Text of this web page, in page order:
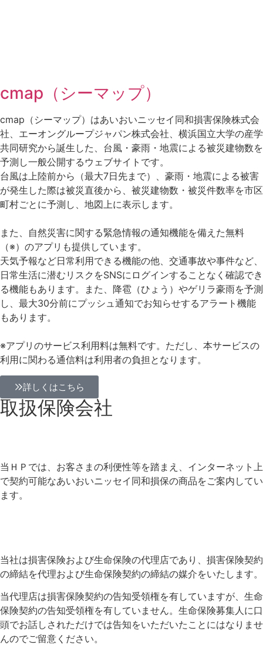
cmap（シーマップ）
cmap（シーマップ）はあいおいニッセイ同和損害保険株式会
社、エーオングループジャパン株式会社、横浜国立大学の産学
共同研究から誕生した、台風・豪雨・地震による被災建物数を
予測し一般公開するウェブサイトです。
台風は上陸前から（最大7日先まで）、豪雨・地震による被害
が発生した際は被災直後から、被災建物数・被災件数率を市区
町村ごとに予測し、地図上に表示します。
また、自然災害に関する緊急情報の通知機能を備えた無料
（※）のアプリも提供しています。
天気予報など日常利用できる機能の他、交通事故や事件など、
日常生活に潜むリスクをSNSにログインすることなく確認でき
る機能もあります。また、降雹（ひょう）やゲリラ豪雨を予測
し、最大30分前にプッシュ通知でお知らせするアラート機能
もあります。
※アプリのサービス利用料は無料です。ただし、本サービスの
利用に関わる通信料は利用者の負担となります。
詳しくはこちら
取扱保険会社
当ＨＰでは、お客さまの利便性等を踏まえ、インターネット上
で契約可能なあいおいニッセイ同和損保の商品をご案内してい
ます。
当社は損害保険および生命保険の代理店であり、損害保険契約
の締結を代理および生命保険契約の締結の媒介をいたします。
当代理店は損害保険契約の告知受領権を有していますが、生命
保険契約の告知受領権を有していません。生命保険募集人に口
頭でお話しされただけでは告知をいただいたことにはなりませ
んのでご留意ください。